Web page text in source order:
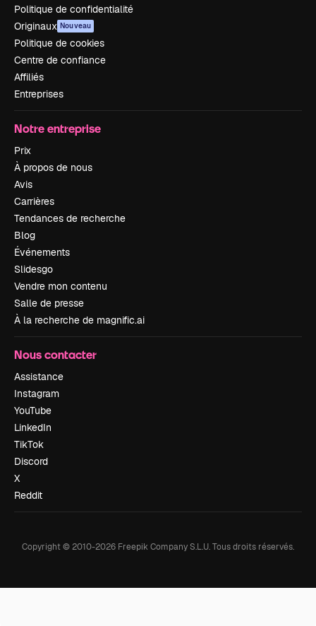
Politique de confidentialité
Originaux Nouveau
Politique de cookies
Centre de confiance
Affiliés
Entreprises
Notre entreprise
Prix
À propos de nous
Avis
Carrières
Tendances de recherche
Blog
Événements
Slidesgo
Vendre mon contenu
Salle de presse
À la recherche de magnific.ai
Nous contacter
Assistance
Instagram
YouTube
LinkedIn
TikTok
Discord
X
Reddit
Copyright © 2010-2026 Freepik Company S.L.U.Tous droits réservés.